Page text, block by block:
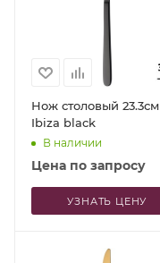
Нож столовый 23.3см
Ibiza black
В наличии
Цена по запросу
УЗНАТЬ ЦЕНУ